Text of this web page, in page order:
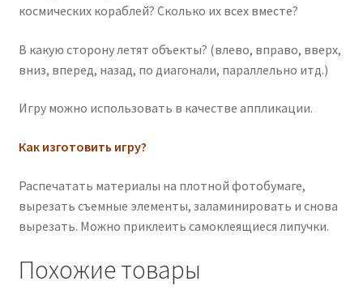
космических кораблей? Сколько их всех вместе?
В какую сторону летят объекты? (влево, вправо, вверх,
вниз, вперед, назад, по диагонали, параллельно итд.)
Игру можно использовать в качестве аппликации.
Как изготовить игру?
Распечатать материалы на плотной фотобумаге,
вырезать съемные элементы, заламинировать и снова
вырезать. Можно приклеить самоклеящиеся липучки.
Похожие товары